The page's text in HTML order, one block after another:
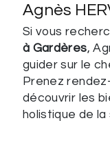
Agnès
Si vous
à Gardères,
guider sur le
Prenez
découvrir les
holistique de la